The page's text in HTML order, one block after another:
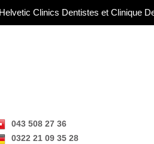
Helvetic Clinics Dentistes et Clinique
043 508 27 36
0322 21 09 35 28